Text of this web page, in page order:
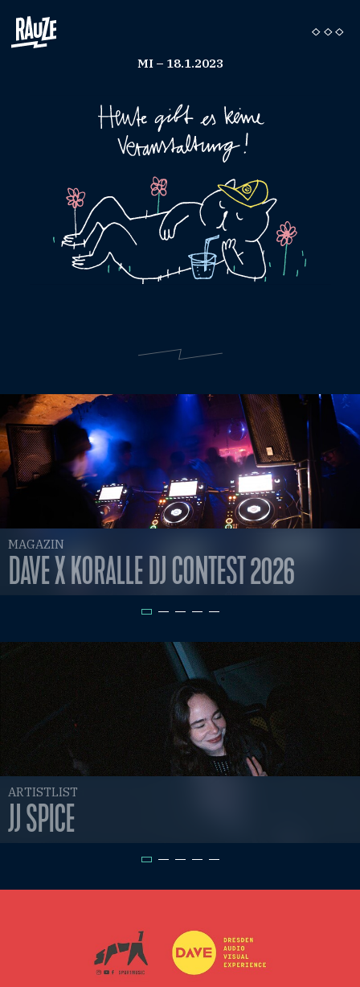
MI – 18.1.2023
MAGAZIN
DAVE X KORALLE DJ CONTEST 2026
ARTISTLIST
JJ SPICE